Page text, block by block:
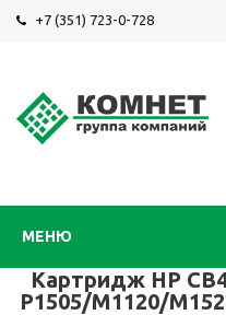
+7 (351) 723-0-728
МЕНЮ
Картридж HP
P1505/M1120/